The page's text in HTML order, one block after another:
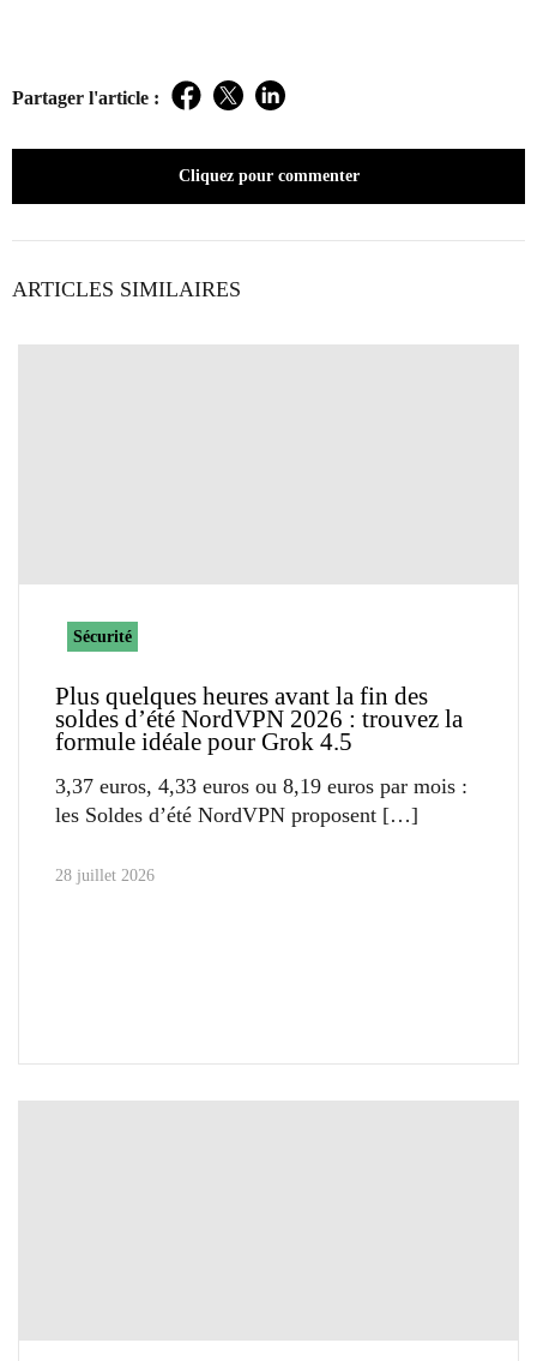
Partager l'article : Facebook
TwitterLinkedIn
Cliquez pour commenter
ARTICLES SIMILAIRES
Sécurité
Plus quelques heures avant la fin des
soldes d’été NordVPN 2026 : trouvez la
formule idéale pour Grok 4.5
3,37 euros, 4,33 euros ou 8,19 euros par mois :
les Soldes d’été NordVPN proposent
28 juillet 2026